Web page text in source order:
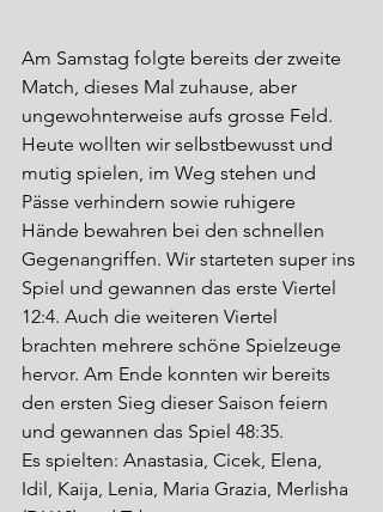
Am Samstag folgte bereits der zweite
Match, dieses Mal zuhause, aber
ungewohnterweise aufs grosse Feld.
Heute wollten wir selbstbewusst und
mutig spielen, im Weg stehen und
Pässe verhindern sowie ruhigere
Hände bewahren bei den schnellen
Gegenangriffen. Wir starteten super ins
Spiel und gewannen das erste Viertel
12:4. Auch die weiteren Viertel
brachten mehrere schöne Spielzeuge
hervor. Am Ende konnten wir bereits
den ersten Sieg dieser Saison feiern
und gewannen das Spiel 48:35.
Es spielten: Anastasia, Cicek, Elena,
Idil, Kaija, Lenia, Maria Grazia, Merlisha